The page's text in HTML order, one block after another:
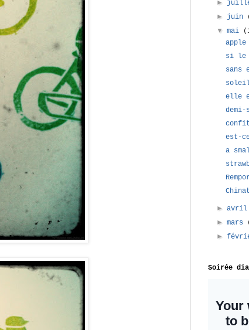
►
► juin
▼mai
apple
si le
sans
soleil
elle
est-
a
►avril
►mars
►
Soirée